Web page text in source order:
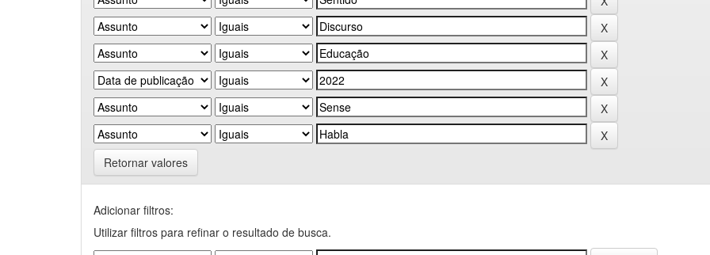
Retornar valores
Adicionar filtros:
Utilizar filtros para refinar o resultado de busca.